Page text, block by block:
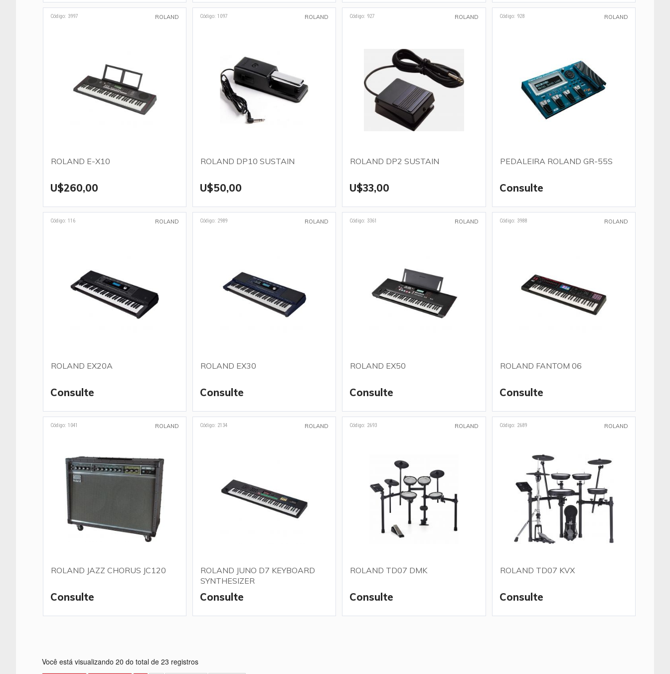
Código: 3997 ROLAND
ROLAND E-X10
U$260,00
Código: 1097 ROLAND
ROLAND DP10 SUSTAIN
U$50,00
Código: 927 ROLAND
ROLAND DP2 SUSTAIN
U$33,00
Código: 928 ROLAND
PEDALEIRA ROLAND GR-55S
Consulte
Código: 116 ROLAND
ROLAND EX20A
Consulte
Código: 2989 ROLAND
ROLAND EX30
Consulte
Código: 3361 ROLAND
ROLAND EX50
Consulte
Código: 3988 ROLAND
ROLAND FANTOM 06
Consulte
Código: 1041 ROLAND
ROLAND JAZZ CHORUS JC120
Consulte
Código: 2134 ROLAND
ROLAND JUNO D7 KEYBOARD
SYNTHESIZER
Consulte
Código: 2693 ROLAND
ROLAND TD07 DMK
Consulte
Código: 2689 ROLAND
ROLAND TD07 KVX
Consulte
Você está visualizando 20 do total de 23 registros